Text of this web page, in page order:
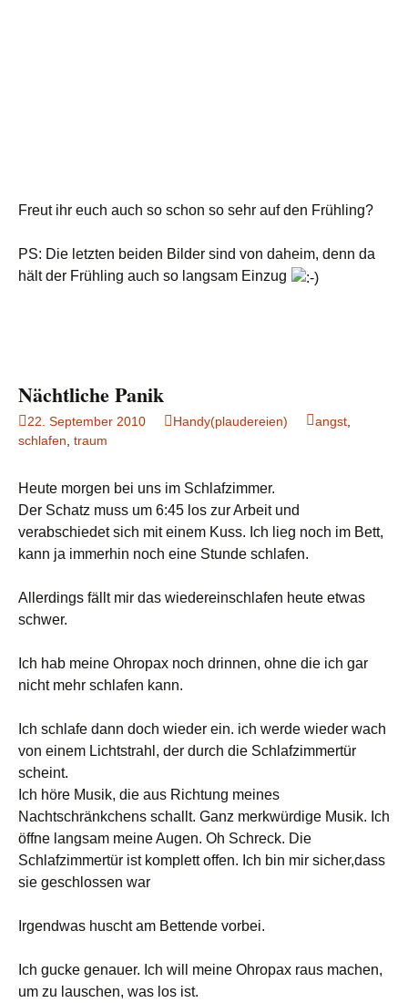
Freut ihr euch auch so schon so sehr auf den Frühling?
PS: Die letzten beiden Bilder sind von daheim, denn da
hält der Frühling auch so langsam Einzug
Nächtliche Panik
22. September 2010 Handy(plaudereien) angst
schlafen traum
Heute morgen bei uns im Schlafzimmer.
Der Schatz muss um 6:45 los zur Arbeit und
verabschiedet sich mit einem Kuss. Ich lieg noch im Bett,
kann ja immerhin noch eine Stunde schlafen.
Allerdings fällt mir das wiedereinschlafen heute etwas
schwer.
Ich hab meine Ohropax noch drinnen, ohne die ich gar
nicht mehr schlafen kann.
Ich schlafe dann doch wieder ein. ich werde wieder wach
von einem Lichtstrahl, der durch die Schlafzimmertür
scheint.
Ich höre Musik, die aus Richtung meines
Nachtschränkchens schallt. Ganz merkwürdige Musik. Ich
öffne langsam meine Augen. Oh Schreck. Die
Schlafzimmertür ist komplett offen. Ich bin mir sicher,dass
sie geschlossen war
Irgendwas huscht am Bettende vorbei.
Ich gucke genauer. Ich will meine Ohropax raus machen,
um zu lauschen, was los ist.